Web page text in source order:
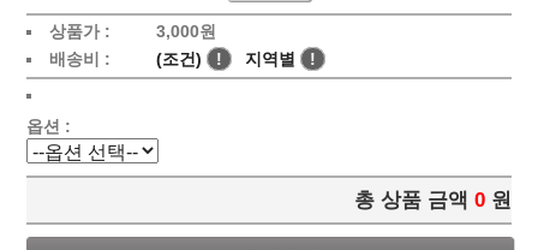
상품가 : 3,000원
배송비 :
(조건) ! 지역별 !
옵션 :
총 상품 금액 0 원